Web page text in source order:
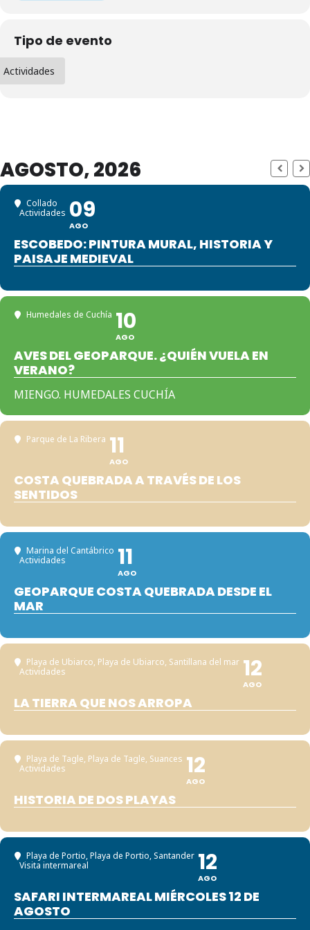
Tipo de evento
Actividades
AGOSTO, 2026
Collado
Actividades 09
AGO
ESCOBEDO: PINTURA MURAL, HISTORIA Y
PAISAJE MEDIEVAL
Humedales de Cuchía 10
AGO
AVES DEL GEOPARQUE. ¿QUIÉN VUELA EN
VERANO?
MIENGO. HUMEDALES CUCHÍA
Parque de La Ribera 11
AGO
COSTA QUEBRADA A TRAVÉS DE LOS
SENTIDOS
Marina del Cantábrico
Actividades
11
AGO
GEOPARQUE COSTA QUEBRADA DESDE EL
MAR
Playa de Ubiarco, Playa de Ubiarco, Santillana del mar
Actividades
12
AGO
LA TIERRA QUE NOS ARROPA
Playa de Tagle, Playa de Tagle, Suances
Actividades
12
AGO
HISTORIA DE DOS PLAYAS
Playa de Portio, Playa de Portio, Santander
Visita intermareal
12
AGO
SAFARI INTERMAREAL MIÉRCOLES 12 DE
AGOSTO